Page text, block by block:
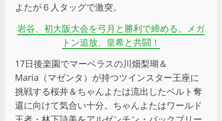
よたが６人タッグで激突。
岩谷、初大阪大会を弓月と勝利で締める。メガ
トン追放、皇希と共闘！
17日後楽園でマーベラスの川畑梨瑚＆
Maria（マゼンタ）が持つツインスター王座に
挑戦する桜井＆ちゃんよたは流出したベルト奪
還に向けて気合い十分。ちゃんよたはワールド